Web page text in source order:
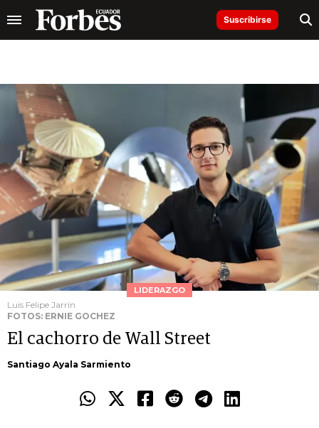
Suscribirse
LIDERAZGO
Luis Felipe Jarrín
FOTOS: ERNIE GOCHEZ
El cachorro de Wall Street
Santiago Ayala Sarmiento